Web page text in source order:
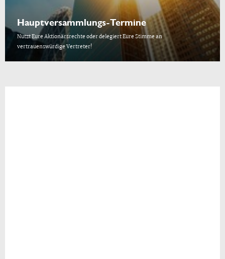
Hauptversammlungs-Termine
Nutzt Eure Aktionärsrechte oder delegiert Eure Stimme an
vertrauenswürdige Vertreter!